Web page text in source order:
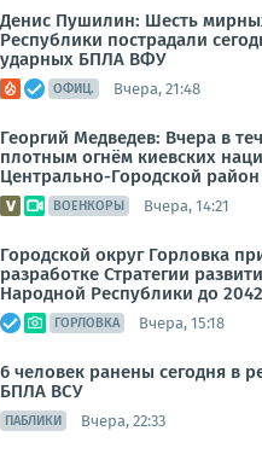
Денис Пушилин: Шесть
Республики пострадали
ударных БПЛА ВФУ
ОФИЦ. Вчера, 21:48
Георгий Медведев: Вчера в
плотным огнём киевских
Центрально-Городской
ВОЕНКОРЫ Вчера, 14:21
Городской округ Горловка
разработке Стратегии
Народной Республики до
ГОРЛОВКА Вчера, 15:18
6 человек ранены сегодня в
БПЛА ВСУ
ПАБЛИКИ Вчера, 22:33